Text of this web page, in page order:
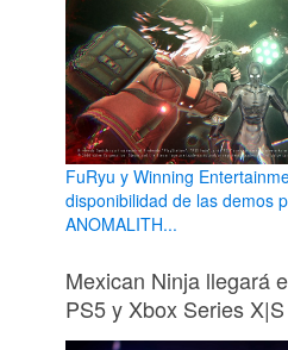
FuRyu y Winning
disponibilidad de las demos
ANOMALITH...
Mexican Ninja llegará
PS5 y Xbox Series X|S